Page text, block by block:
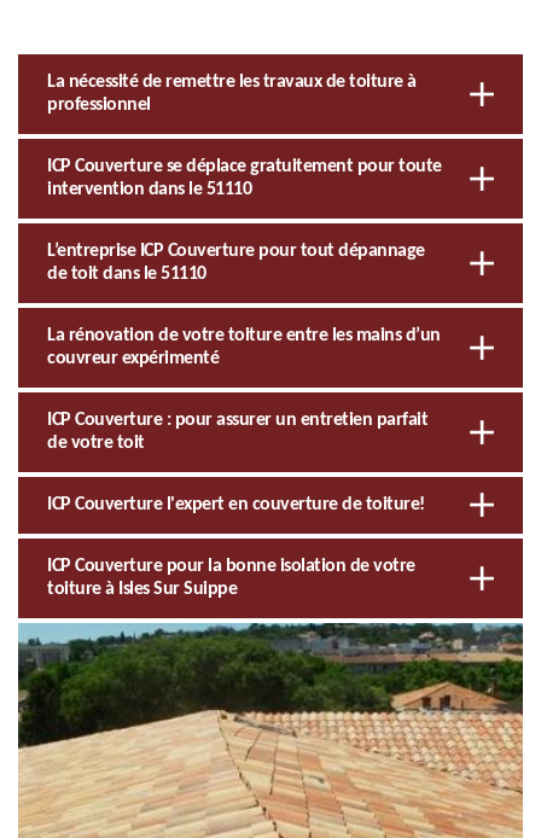
La nécessité de remettre les travaux de toiture à
professionnel
ICP Couverture se déplace gratuitement pour toute
intervention dans le 51110
L’entreprise ICP Couverture pour tout dépannage
de toit dans le 51110
La rénovation de votre toiture entre les mains d’un
couvreur expérimenté
ICP Couverture : pour assurer un entretien parfait
de votre toit
ICP Couverture l'expert en couverture de toiture!
ICP Couverture pour la bonne isolation de votre
toiture à Isles Sur Suippe